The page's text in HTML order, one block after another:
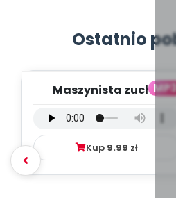
Ostatnio
Maszynista zuch -
mp3)
Kup 9.99 zł